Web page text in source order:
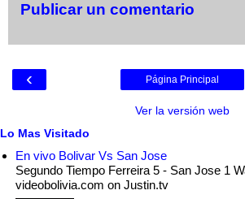
Publicar un comentario
‹ Página Principal
Ver la versión web
Lo Mas Visitado
En vivo Bolivar Vs San Jose
Segundo Tiempo Ferreira 5 - San Jose 1
videobolivia.com on Justin.tv